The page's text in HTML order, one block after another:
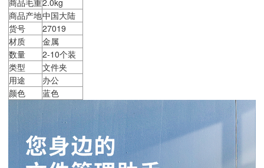
商品产地中国大陆
货号
27019
材质
金属
数量
2-10个装
类型
文件夹
用途
办公
颜色
蓝色